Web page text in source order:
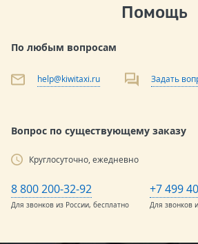
Помощь
По любым вопросам
help@kiwitaxi.ru Задать
Вопрос по существующему заказу
Круглосуточно, ежедневно
8 800 200-32-92
Для звонков из России, бесплатно
+7 499
Для звонков